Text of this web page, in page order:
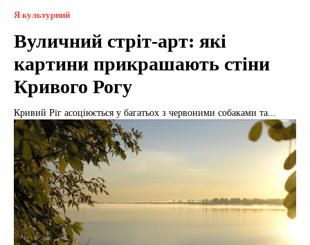
Я культурний
Вуличний стріт-арт: які
картини прикрашають стіни
Кривого Рогу
Кривий Ріг асоціюється у багатьох з червоними собаками та...